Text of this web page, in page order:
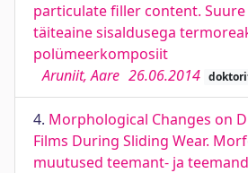
particulate filler content.
täiteaine sisaldusega
polümeerkomposiit
Aruniit, Aare 26.06.2014
4. Morphological Changes on
Films During Sliding Wear.
muutused teemant- ja